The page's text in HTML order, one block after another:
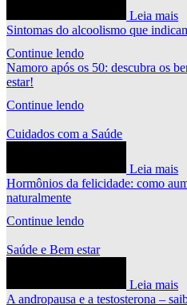
Leia mais
Sintomas do alcoolismo que
Continue lendo
Namoro após os 50: descubra os
estar!
Continue lendo
Cuidados com a Saúde
Leia mais
Hormônios da felicidade: como
naturalmente
Continue lendo
Saúde e Bem estar
Leia mais
A andropausa e a testosterona –